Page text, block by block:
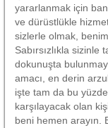
yararlanmak için
ve dürüstlükle
sizlerle olmak,
Sabırsızlıkla sizinle
dokunuşta
amacı, en derin
işte tam da bu
karşılayacak olan
beni hemen arayın.